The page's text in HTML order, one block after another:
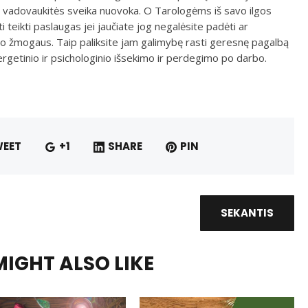
sveika nuovoka. O Tarologėms iš savo ilgos
paslaugas jei jaučiate jog negalėsite padėti ar
žmogaus. Taip paliksite jam galimybę rasti geresnę pagalbą
ir psichologinio išsekimo ir perdegimo po darbo.
+1 SHARE PIN
SEKANTIS
ALSO LIKE